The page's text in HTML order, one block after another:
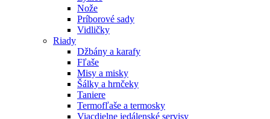
Nože
Príborové sady
Vidličky
Riady
Džbány a karafy
Fľaše
Misy a misky
Šálky a hrnčeky
Taniere
Termofľaše a termosky
Viacdielne jedálenské servisy